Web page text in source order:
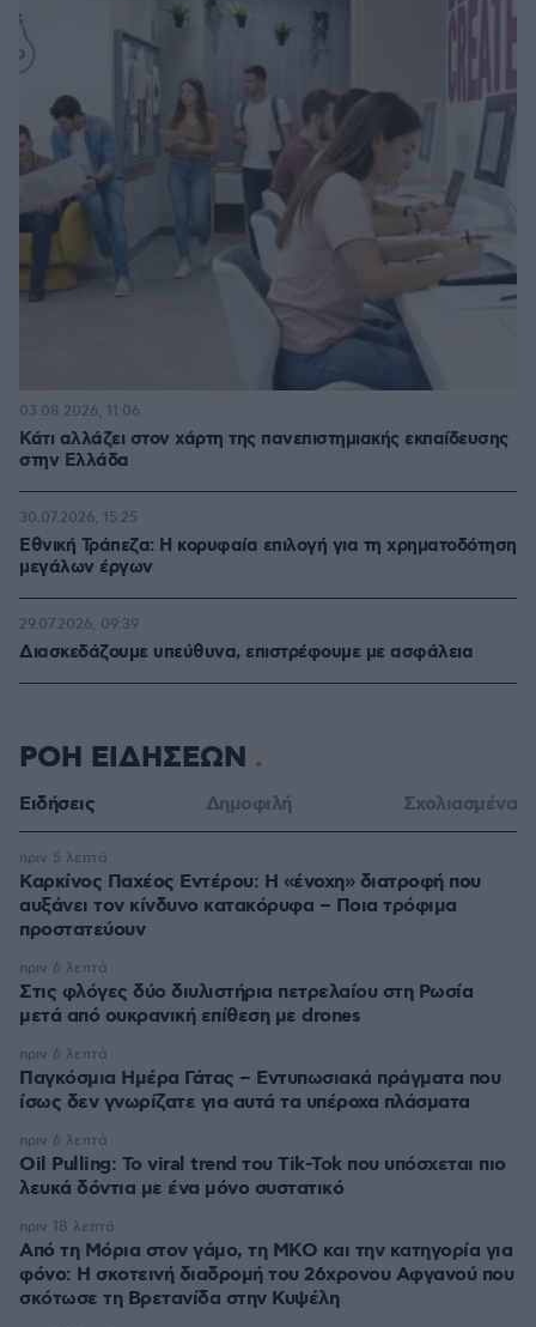
Κάτι αλλάζει στον χάρτη της πανεπιστημιακής εκπαίδευσης
στην Ελλάδα
03.08.2026, 11:06
Εθνική Τράπεζα: Η κορυφαία επιλογή για τη χρηματοδότηση
μεγάλων έργων
30.07.2026, 15:25
Διασκεδάζουμε υπεύθυνα, επιστρέφουμε με ασφάλεια
29.07.2026, 09:39
ΡΟΗ ΕΙΔΗΣΕΩΝ
Ειδήσεις Δημοφιλή Σχολιασμένα
Καρκίνος Παχέος Εντέρου: Η «ένοχη» διατροφή που
αυξάνει τον κίνδυνο κατακόρυφα – Ποια τρόφιμα
προστατεύουν
πριν 5 λεπτά
Στις φλόγες δύο διυλιστήρια πετρελαίου στη Ρωσία
μετά από ουκρανική επίθεση με drones
πριν 6 λεπτά
Παγκόσμια Ημέρα Γάτας – Εντυπωσιακά πράγματα που
ίσως δεν γνωρίζατε για αυτά τα υπέροχα πλάσματα
πριν 6 λεπτά
Oil Pulling: To viral trend του Tik-Tok που υπόσχεται πιο
λευκά δόντια με ένα μόνο συστατικό
πριν 6 λεπτά
Από τη Μόρια στον γάμο, τη ΜΚΟ και την κατηγορία για
φόνο: Η σκοτεινή διαδρομή του 26χρονου Αφγανού που
σκότωσε τη Βρετανίδα στην Κυψέλη
πριν 18 λεπτά